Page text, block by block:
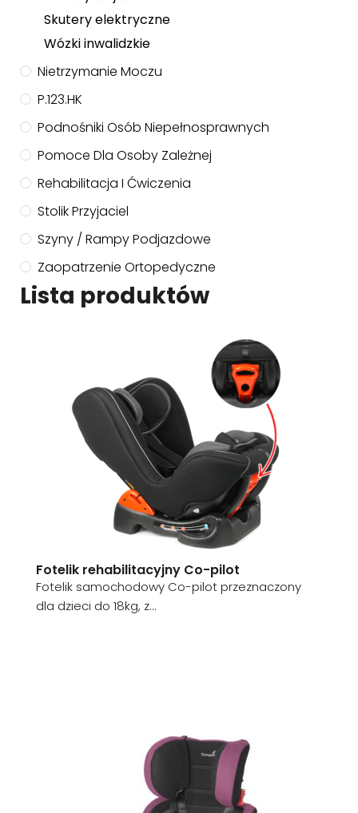
Skutery elektryczne
Wózki inwalidzkie
Nietrzymanie Moczu
P.123.HK
Podnośniki Osób Niepełnosprawnych
Pomoce Dla Osoby Zależnej
Rehabilitacja I Ćwiczenia
Stolik Przyjaciel
Szyny / Rampy Podjazdowe
Zaopatrzenie Ortopedyczne
Lista produktów
Fotelik rehabilitacyjny Co-pilot
Fotelik samochodowy Co-pilot przeznaczony
dla dzieci do 18kg, z...